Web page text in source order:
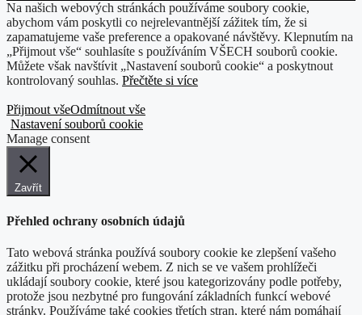
Na našich webových stránkách používáme soubory cookie,
abychom vám poskytli co nejrelevantnější zážitek tím, že si
zapamatujeme vaše preference a opakované návštěvy. Klepnutím na
„Přijmout vše“ souhlasíte s používáním VŠECH souborů cookie.
Můžete však navštívit „Nastavení souborů cookie“ a poskytnout
kontrolovaný souhlas. Přečtěte si více
Přijmout všeOdmítnout vše
Nastavení souborů cookie
Manage consent
Zavřít
Přehled ochrany osobních údajů
Tato webová stránka používá soubory cookie ke zlepšení vašeho
zážitku při procházení webem. Z nich se ve vašem prohlížeči
ukládají soubory cookie, které jsou kategorizovány podle potřeby,
protože jsou nezbytné pro fungování základních funkcí webové
stránky. Používáme také cookies třetích stran, které nám pomáhají